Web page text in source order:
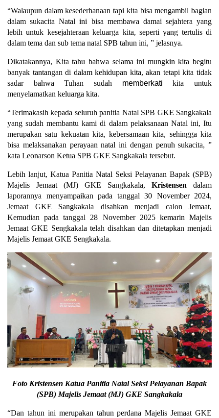
“Walaupun dalam kesederhanaan tapi kita bisa mengambil bagian
dalam sukacita Natal ini bisa membawa damai sejahtera yang
lebih untuk kesejahteraan keluarga kita, seperti yang tertulis di
dalam tema dan sub tema natal SPB tahun ini, ” jelasnya.
Dikatakannya, Kita tahu bahwa selama ini mungkin kita begitu
banyak tantangan di dalam kehidupan kita, akan tetapi kita tidak
sadar bahwa Tuhan sudah memberkatikita untuk
menyelamatkan keluarga kita.
“Terimakasih kepada seluruh panitia Natal SPB GKE Sangkakala
yang sudah membantu kami di dalam pelaksanaan Natal ini, Itu
merupakan satu kekuatan kita, kebersamaan kita, sehingga kita
bisa melaksanakan perayaan natal ini dengan penuh sukacita, ”
kata Leonarson Ketua SPB GKE Sangkakala tersebut.
Lebih lanjut, Katua Panitia Natal Seksi Pelayanan Bapak (SPB)
Majelis Jemaat (MJ) GKE Sangkakala, Kristensen dalam
laporannya menyampaikan pada tanggal 30 November 2024,
Jemaat GKE Sangkakala disahkan menjadi calon Jemaat,
Kemudian pada tanggal 28 November 2025 kemarin Majelis
Jemaat GKE Sengkakala telah disahkan dan ditetapkan menjadi
Majelis Jemaat GKE Sengkakala.
Foto Kristensen Katua Panitia Natal Seksi Pelayanan Bapak
(SPB) Majelis Jemaat (MJ) GKE Sangkakala
“Dan tahun ini merupakan tahun perdana Majelis Jemaat GKE